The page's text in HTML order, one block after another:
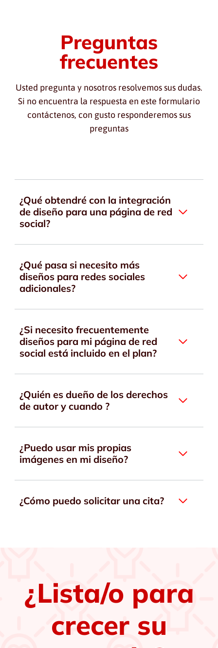
Preguntas
frecuentes
Usted pregunta y nosotros resolvemos sus dudas.
Si no encuentra la respuesta en este formulario
contáctenos, con gusto responderemos sus
preguntas
¿Qué obtendré con la integración
de diseño para una página de red
social?
¿Qué pasa si necesito más
diseños para redes sociales
adicionales?
¿Si necesito frecuentemente
diseños para mi página de red
social está incluido en el plan?
¿Quién es dueño de los derechos
de autor y cuando ?
¿Puedo usar mis propias
imágenes en mi diseño?
¿Cómo puedo solicitar una cita?
¿Lista/o para
crecer su